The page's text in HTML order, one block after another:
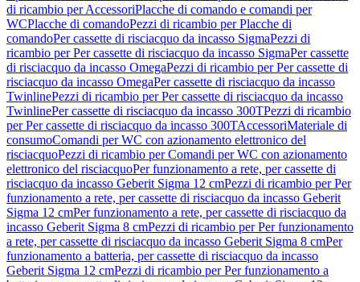
di ricambio per AccessoriPlacche di comando e comandi per
WCPlacche di comandoPezzi di ricambio per Placche di
comandoPer cassette di risciacquo da incasso SigmaPezzi di
ricambio per Per cassette di risciacquo da incasso SigmaPer cassette
di risciacquo da incasso OmegaPezzi di ricambio per Per cassette di
risciacquo da incasso OmegaPer cassette di risciacquo da incasso
TwinlinePezzi di ricambio per Per cassette di risciacquo da incasso
TwinlinePer cassette di risciacquo da incasso 300TPezzi di ricambio
per Per cassette di risciacquo da incasso 300TAccessoriMateriale di
consumoComandi per WC con azionamento elettronico del
risciacquoPezzi di ricambio per Comandi per WC con azionamento
elettronico del risciacquoPer funzionamento a rete, per cassette di
risciacquo da incasso Geberit Sigma 12 cmPezzi di ricambio per Per
funzionamento a rete, per cassette di risciacquo da incasso Geberit
Sigma 12 cmPer funzionamento a rete, per cassette di risciacquo da
incasso Geberit Sigma 8 cmPezzi di ricambio per Per funzionamento
a rete, per cassette di risciacquo da incasso Geberit Sigma 8 cmPer
funzionamento a batteria, per cassette di risciacquo da incasso
Geberit Sigma 12 cmPezzi di ricambio per Per funzionamento a